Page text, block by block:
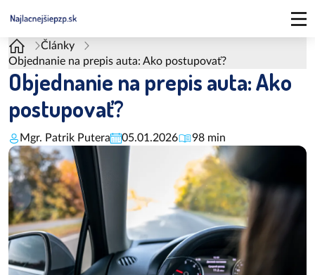
Články
Objednanie na prepis auta: Ako postupovať?
Objednanie na prepis auta: Ako
postupovať?
Mgr. Patrik Putera 05.01.2026 98 min